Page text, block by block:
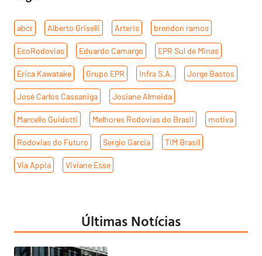
abcr Alberto Griselli Arteris brendon ramos
EcoRodovias Eduardo Camargo EPR Sul de Minas
Erica Kawatake Grupo EPR Infra S.A. Jorge Bastos
José Carlos Cassaniga Josiane Almeida
Marcello Guidotti Melhores Rodovias do Brasil motiva
Rodovias do Futuro Sergio Garcia TIM Brasil
Via Appia Viviane Esse
Últimas Notícias